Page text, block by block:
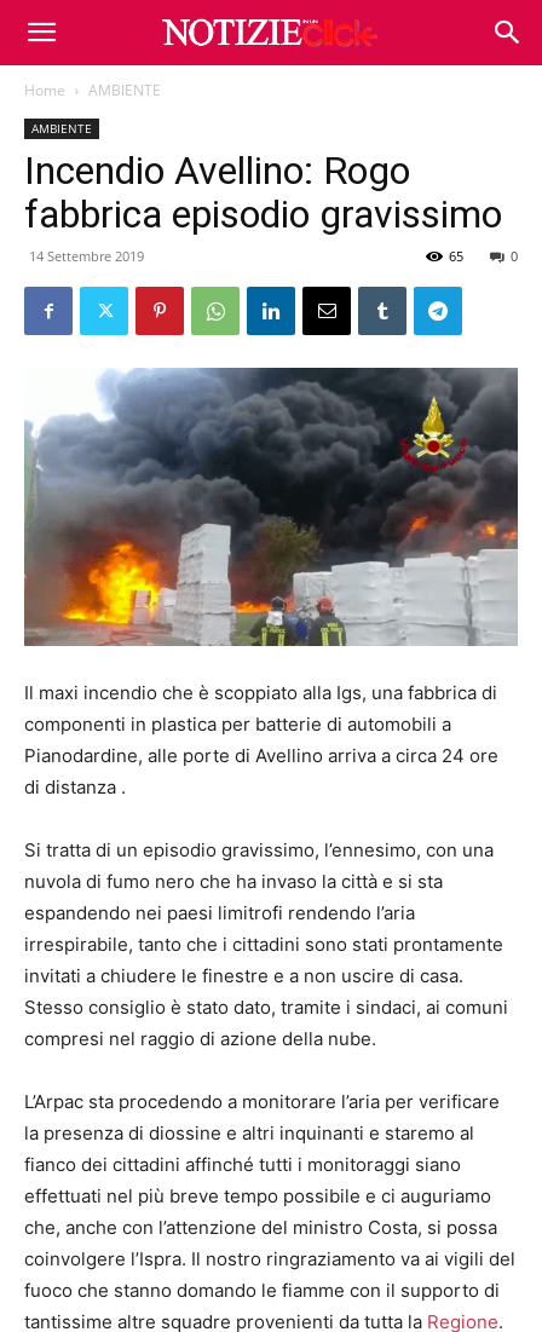
Home AMBIENTE
AMBIENTE
Incendio Avellino: Rogo
fabbrica episodio gravissimo
14 Settembre 2019 0
65
Il maxi incendio che è scoppiato alla Igs, una fabbrica di
componenti in plastica per batterie di automobili a
Pianodardine, alle porte di Avellino arriva a circa 24 ore
di distanza .
Si tratta di un episodio gravissimo, l’ennesimo, con una
nuvola di fumo nero che ha invaso la città e si sta
espandendo nei paesi limitrofi rendendo l’aria
irrespirabile, tanto che i cittadini sono stati prontamente
invitati a chiudere le finestre e a non uscire di casa.
Stesso consiglio è stato dato, tramite i sindaci, ai comuni
compresi nel raggio di azione della nube.
L’Arpac sta procedendo a monitorare l’aria per verificare
la presenza di diossine e altri inquinanti e staremo al
fianco dei cittadini affinché tutti i monitoraggi siano
effettuati nel più breve tempo possibile e ci auguriamo
che, anche con l’attenzione del ministro Costa, si possa
coinvolgere l’Ispra. Il nostro ringraziamento va ai vigili del
fuoco che stanno domando le fiamme con il supporto di
tantissime altre squadre provenienti da tutta la Regione.